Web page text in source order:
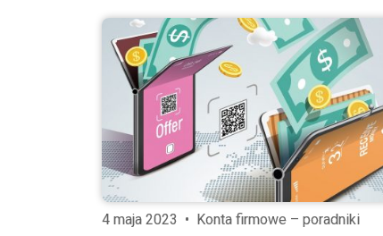
4 maja 2023 • Konta firmowe – poradniki